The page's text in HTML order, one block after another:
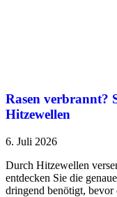
Rasen verbrannt?
Hitzewellen
6. Juli 2026
Durch Hitzewellen
entdecken Sie die
dringend benötigt, bevor